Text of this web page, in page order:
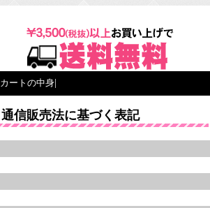
カートの中身|
通信販売法に基づく表記